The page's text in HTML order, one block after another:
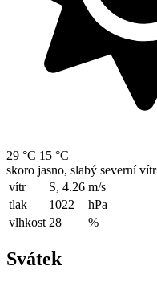
29 °C 15 °C
skoro jasno, slabý severní vítr
vítr
S, 4.26 m/s
tlak
1022
hPa
vlhkost 28 %
Svátek